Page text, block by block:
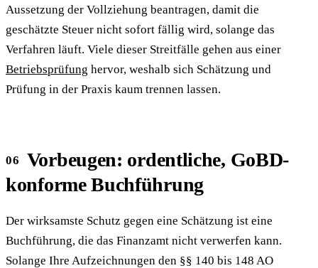
Aussetzung der Vollziehung beantragen, damit die
geschätzte Steuer nicht sofort fällig wird, solange das
Verfahren läuft. Viele dieser Streitfälle gehen aus einer
Betriebsprüfung hervor, weshalb sich Schätzung und
Prüfung in der Praxis kaum trennen lassen.
Vorbeugen: ordentliche, GoBD-
konforme Buchführung
Der wirksamste Schutz gegen eine Schätzung ist eine
Buchführung, die das Finanzamt nicht verwerfen kann.
Solange Ihre Aufzeichnungen den §§ 140 bis 148 AO